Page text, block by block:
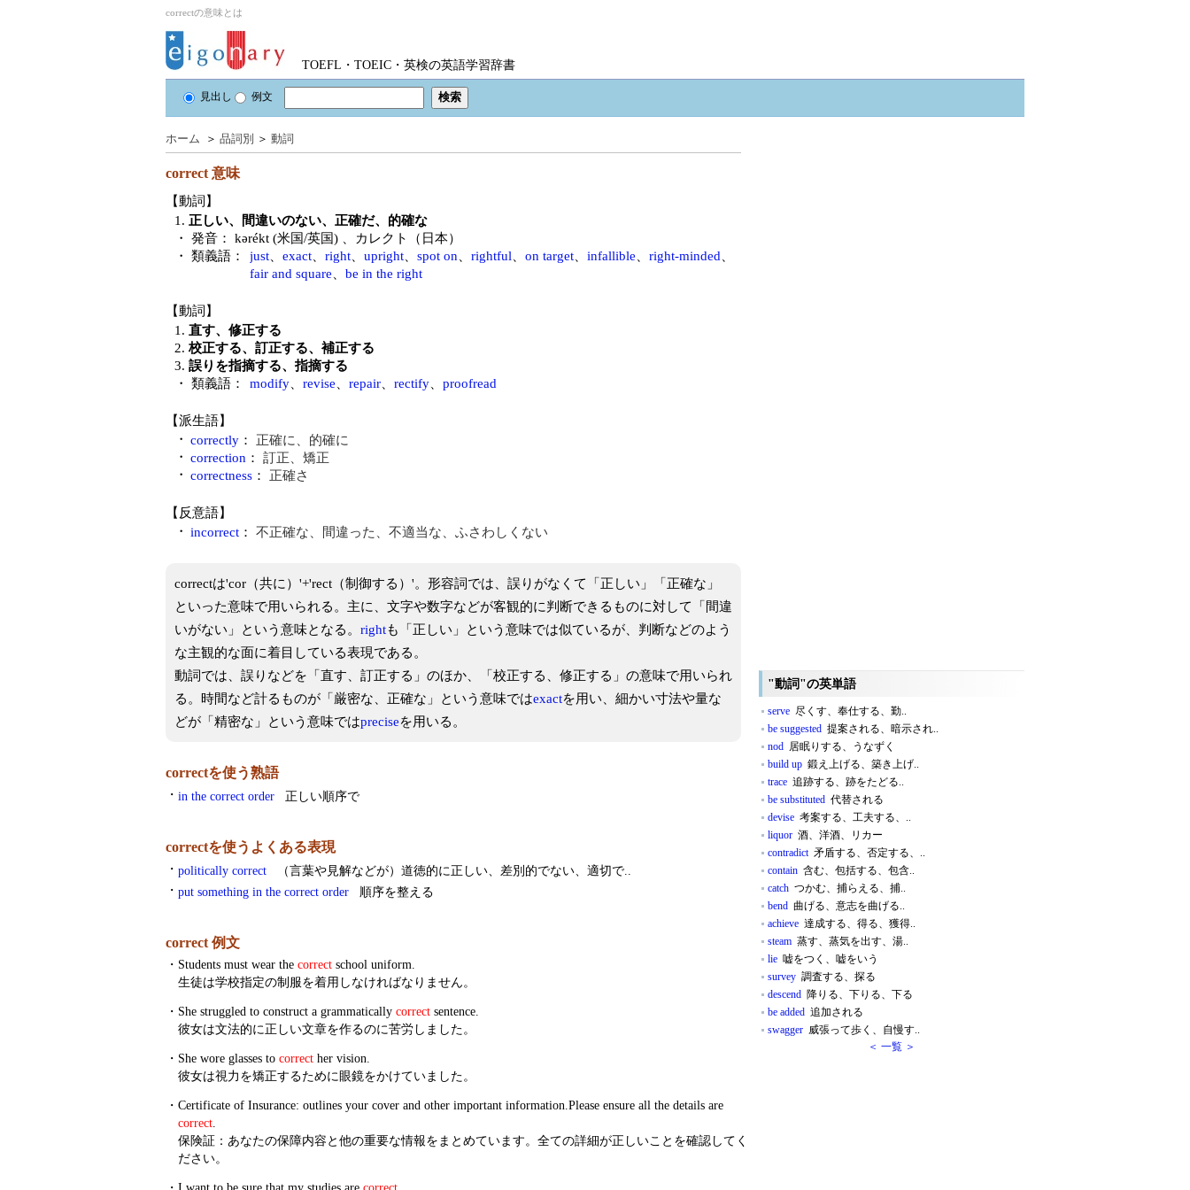
correctの意味とは
TOEFL・TOEIC・英検の英語学習辞書
見出し 例文
ホーム ＞ 品詞別 ＞ 動詞
correct 意味
【動詞】
1. 正しい、間違いのない、正確だ、的確な
・ 発音：
kərékt (米国/英国)
、カレクト（日本）
・ 類義語：
just exact right upright spot on rightful on target infallible right-minded
fair and square
be in the right
【動詞】
1. 直す、修正する
2. 校正する、訂正する、補正する
3. 誤りを指摘する、指摘する
・ 類義語：
modify revise repair rectify proofread
【派生語】
・ correctly ：
正確に、的確に
・ correction ：
訂正、矯正
・ correctness ： 正確さ
【反意語】
・ incorrect ： 不正確な、間違った、不適当な、ふさわしくない
correctは'cor（共に）'+'rect（制御する）'。形容詞では、誤りがなくて「正しい」「正確な」
といった意味で用いられる。主に、文字や数字などが客観的に判断できるものに対して「間違
いがない」という意味となる。 rightも「正しい」という意味では似ているが、判断などのよう
な主観的な面に着目している表現である。
動詞では、誤りなどを「直す、訂正する」のほか、「校正する、修正する」の意味で用いられ
る。時間など計るものが「厳密な、正確な」という意味ではexactを用い、細かい寸法や量な
どが「精密な」という意味ではpreciseを用いる。
correctを使う熟語
・ in the correct order 正しい順序で
correctを使うよくある表現
・ politically correct
（言葉や見解などが）道徳的に正しい、差別的でない、適切で..
・ put something in the correct order 順序を整える
correct 例文
・ Students must wear the correct school uniform.
生徒は学校指定の制服を着用しなければなりません。
・ She struggled to construct a grammatically correct sentence.
彼女は文法的に正しい文章を作るのに苦労しました。
・ She wore glasses to correct her vision.
彼女は視力を矯正するために眼鏡をかけていました。
・ Certificate of Insurance: outlines your cover and other important information.Please ensure all the details are
correct.
保険証：あなたの保障内容と他の重要な情報をまとめています。全ての詳細が正しいことを確認してく
ださい。
"動詞"の英単語
serve 尽くす、奉仕する、勤..
be suggested 提案される、暗示され..
nod 居眠りする、うなずく
build up 鍛え上げる、築き上げ..
trace 追跡する、跡をたどる..
be substituted 代替される
devise 考案する、工夫する、..
liquor 酒、洋酒、リカー
contradict矛盾する、否定する、..
contain 含む、包括する、包含..
catch つかむ、捕らえる、捕..
bend 曲げる、意志を曲げる..
achieve 達成する、得る、獲得..
steam 蒸す、蒸気を出す、湯..
lie 嘘をつく、嘘をいう
survey 調査する、探る
descend 降りる、下りる、下る
be added 追加される
swagger 威張って歩く、自慢す..
＜ 一覧 ＞